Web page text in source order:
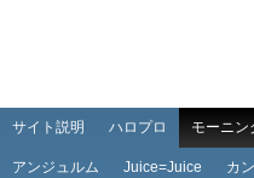
メインメニュー
メインコンテンツへ移
サブコンテンツへ移動
サイト説明 ハロプロ モーニン
アンジュルム Juice=Juice カ